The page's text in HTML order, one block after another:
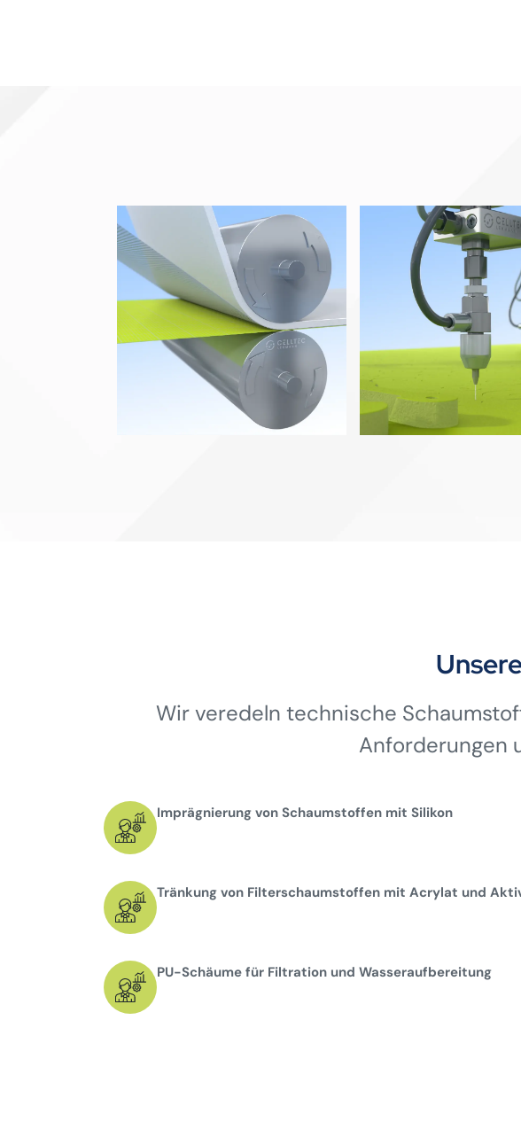
Wir veredeln technische
Anforderungen
Imprägnierung von Schaumstoffen mit Silikon
Tränkung von Filterschaumstoffen mit Acrylat und
PU-Schäume für Filtration und Wasseraufbereitung